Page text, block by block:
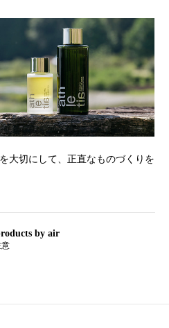
大切にして、正直なものづくりを
by air